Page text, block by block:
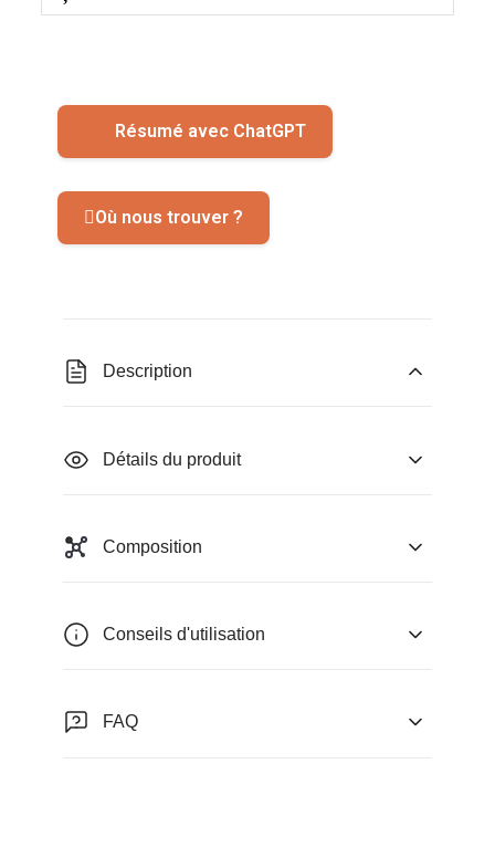
Résumé avec ChatGPT
Où nous trouver ?
Description
Détails du produit
Composition
Conseils d'utilisation
FAQ